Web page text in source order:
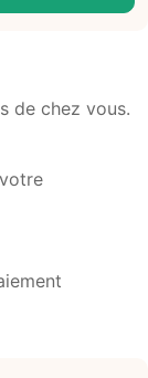
de chez vous.